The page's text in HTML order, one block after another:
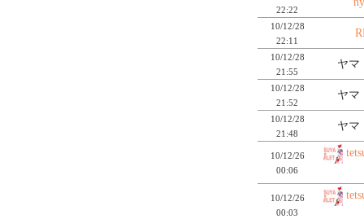
22:22
10/12/28
22:11
10/12/28
21:55
ヤマ
10/12/28
21:52
ヤマ
10/12/28
21:48
ヤマ
10/12/26
00:06
10/12/26
00:03